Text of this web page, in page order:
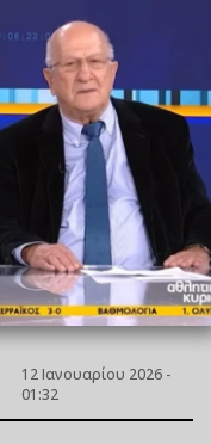
12 Ιανουαρίου 2026 -
01:32